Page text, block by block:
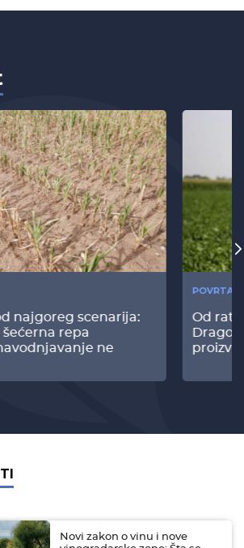
najgoreg scenarija:
šećerna repa
ne
Od
Novi zakon o vinu i nove